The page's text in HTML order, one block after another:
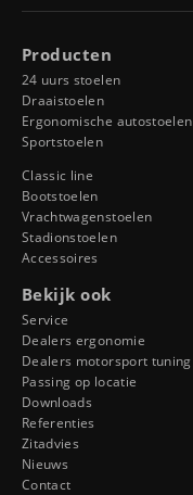
Producten
24 uurs stoelen
Draaistoelen
Ergonomische autostoelen
Sportstoelen
Classic line
Bootstoelen
Vrachtwagenstoelen
Stadionstoelen
Accessoires
Bekijk ook
Service
Dealers ergonomie
Dealers motorsport tuning
Passing op locatie
Downloads
Referenties
Zitadvies
Nieuws
Contact